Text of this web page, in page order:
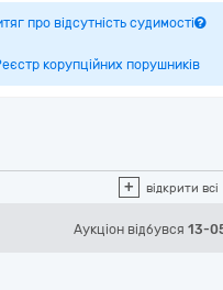
про відсутність судимості
корупційних порушників
+ відкрити всі
Аукціон відбувся 13-